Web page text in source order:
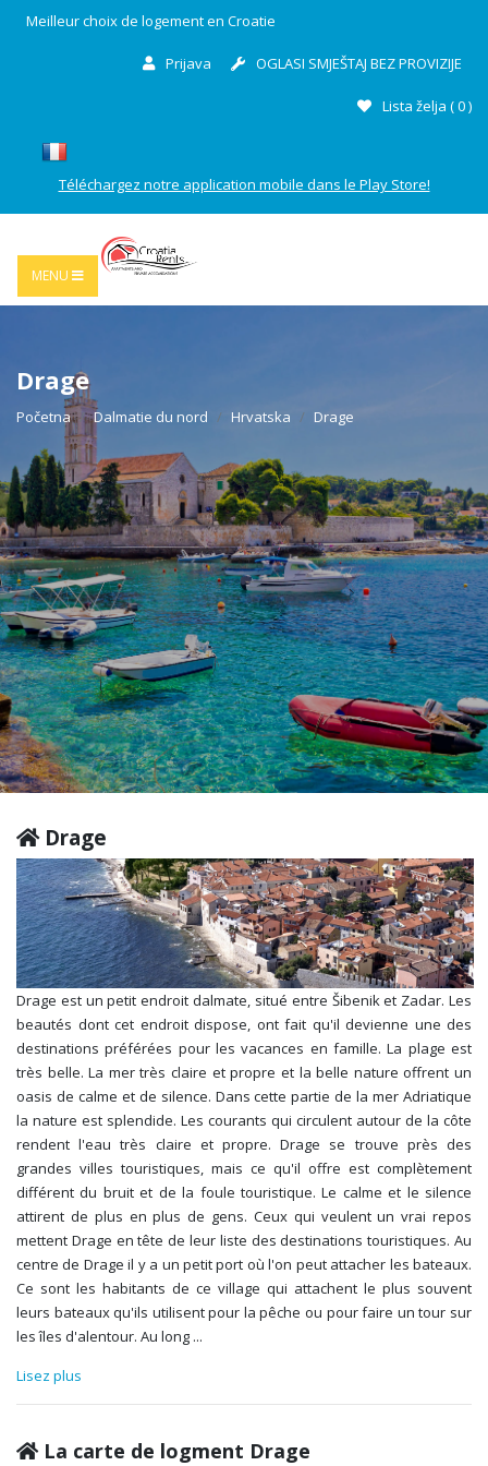
Meilleur choix de logement en Croatie
Prijava OGLASI SMJEŠTAJ BEZ PROVIZIJE
Lista želja (0)
Téléchargez notre application mobile dans le Play Store!
MENU
Drage
Početna Dalmatie du nord Hrvatska Drage
Drage
Drage est un petit endroit dalmate, situé entre Šibenik et Zadar. Les
beautés dont cet endroit dispose, ont fait qu'il devienne une des
destinations préférées pour les vacances en famille. La plage est
très belle. La mer très claire et propre et la belle nature offrent un
oasis de calme et de silence. Dans cette partie de la mer Adriatique
la nature est splendide. Les courants qui circulent autour de la côte
rendent l'eau très claire et propre. Drage se trouve près des
grandes villes touristiques, mais ce qu'il offre est complètement
différent du bruit et de la foule touristique. Le calme et le silence
attirent de plus en plus de gens. Ceux qui veulent un vrai repos
mettent Drage en tête de leur liste des destinations touristiques. Au
centre de Drage il y a un petit port où l'on peut attacher les bateaux.
Ce sont les habitants de ce village qui attachent le plus souvent
leurs bateaux qu'ils utilisent pour la pêche ou pour faire un tour sur
les îles d'alentour. Au long ...
Lisez plus
La carte de logment Drage